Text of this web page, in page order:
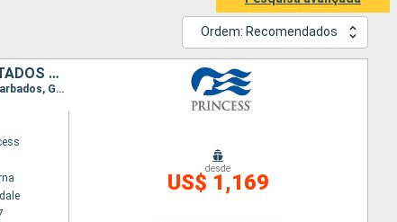
Ordem: Recomendados
REPUBLICA DOMINICANA, SANTA LUCIA, BARBADOS, GRENADA, ARUBA, ESTADOS UNIDOS
Itinerário : Fort Lauderdale, San Martin (Antilhas N), South Friar s (praia), Dominica, Santa Lucia, Barbados, Granada, Aruba, Klein Curacao, Fort Lauderdale
desde
US$ 1,169